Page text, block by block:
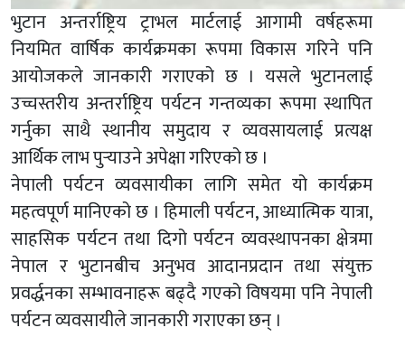
भुटान अन्तर्राष्ट्रिय ट्राभल मार्टलाई आगामी वर्षहरूमा
नियमित वार्षिक कार्यक्रमका रूपमा विकास गरिने पनि
आयोजकले जानकारी गराएको छ । यसले भुटानलाई
उच्चस्तरीय अन्तर्राष्ट्रिय पर्यटन गन्तव्यका रूपमा स्थापित
गर्नुका साथै स्थानीय समुदाय र व्यवसायलाई प्रत्यक्ष
आर्थिक लाभ पुर्‍याउने अपेक्षा गरिएको छ ।
नेपाली पर्यटन व्यवसायीका लागि समेत यो कार्यक्रम
महत्वपूर्ण मानिएको छ । हिमाली पर्यटन, आध्यात्मिक यात्रा,
साहसिक पर्यटन तथा दिगो पर्यटन व्यवस्थापनका क्षेत्रमा
नेपाल र भुटानबीच अनुभव आदानप्रदान तथा संयुक्त
प्रवर्द्धनका सम्भावनाहरू बढ्दै गएको विषयमा पनि नेपाली
पर्यटन व्यवसायीले जानकारी गराएका छन् ।